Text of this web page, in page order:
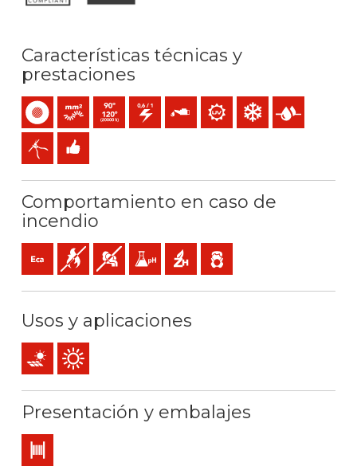
Características técnicas y
prestaciones
Unipolar Conductor flexible (clase 5) mm2
Temperatura máx. servicio: 90ºC (120ºC 20.000h) /
0,6/1 (1,2) kV C.A / 1,5 (1,8) kV C.C
Resistencia al aceite
Resistencia a los rayos UV
Resistencia al frío
Presencia de
Fácil peladoFácil instalación
Comportamiento en caso de
incendio
Eca (reacción al fuego)
No propagador de la llama
Baja emisión y opacidad de los humos
Baja acidez y conductividad gases: pH<4,3
Libre de halógenos
Baja emisión de gases tóxicos
Usos y aplicaciones
Instalaciones fotovoltaicas
Uso exterior
Presentación y embalajes
Bobina